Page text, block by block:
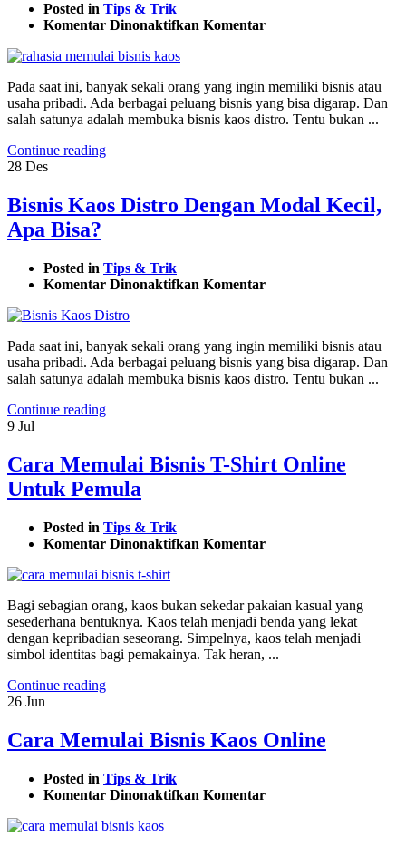
Posted in Tips & Trik
Komentar Dinonaktifkan pada
Distro
Merk
Sendiri
Komentar
Pada saat ini, banyak sekali orang yang ingin memiliki bisnis atau
usaha pribadi. Ada berbagai peluang bisnis yang bisa digarap. Dan
salah satunya adalah membuka bisnis kaos distro. Tentu bukan ...
Continue reading
28 Des
Bisnis Kaos Distro Dengan Modal Kecil,
Apa Bisa?
Posted in Tips & Trik
Komentar Dinonaktifkan pada
Dengan
Modal
Kecil,
Komentar
Pada saat ini, banyak sekali orang yang ingin memiliki bisnis atau
usaha pribadi. Ada berbagai peluang bisnis yang bisa digarap. Dan
salah satunya adalah membuka bisnis kaos distro. Tentu bukan ...
Continue reading
9 Jul
Cara Memulai Bisnis T-Shirt Online
Untuk Pemula
Posted in Tips & Trik
Komentar Dinonaktifkan pada
T-
Shirt
Online
Untuk
Komentar
Bagi sebagian orang, kaos bukan sekedar pakaian kasual yang
sesederhana bentuknya. Kaos telah menjadi benda yang lekat
dengan kepribadian seseorang. Simpelnya, kaos telah menjadi
simbol identitas bagi pemakainya. Tak heran, ...
Continue reading
26 Jun
Cara Memulai Bisnis Kaos Online
Posted in Tips & Trik
Komentar Dinonaktifkan pada
Komentar